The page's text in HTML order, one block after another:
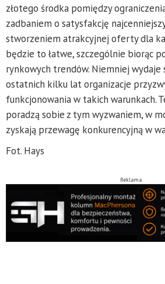
złotego środka pomiędzy
zadbaniem o satysfakcję
stworzeniem atrakcyjnej oferty dla
będzie to łatwe, szczególnie biorąc
rynkowych trendów. Niemniej wydaje
ostatnich kilku lat organizacje
funkcjonowania w takich warunkach.
poradzą sobie z tym wyzwaniem, w
zyskają przewagę konkurencyjną w
Fot. Hays
Reklama